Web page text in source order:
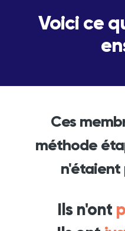
Voici ce
Ces
méthode
n'étaient
Ils n'ont